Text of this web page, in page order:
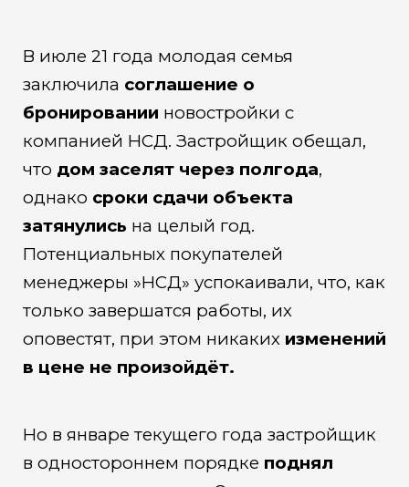
В июле 21 года молодая семья
заключила соглашение о
бронировании новостройки с
компанией НСД. Застройщик обещал,
что дом заселят через полгода,
однако сроки сдачи объекта
затянулись на целый год.
Потенциальных покупателей
менеджеры »НСД» успокаивали, что, как
только завершатся работы, их
оповестят, при этом никаких изменений
в цене не произойдёт.
Но в январе текущего года застройщик
в одностороннем порядке поднял